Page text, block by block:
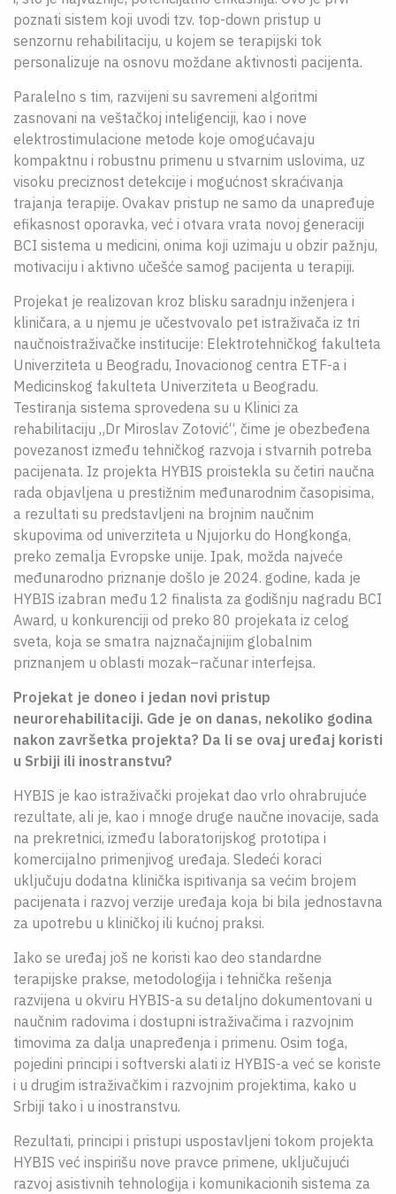
poznati sistem koji uvodi tzv. top-down pristup u
senzornu rehabilitaciju, u kojem se terapijski tok
personalizuje na osnovu moždane aktivnosti pacijenta.
Paralelno s tim, razvijeni su savremeni algoritmi
zasnovani na veštačkoj inteligenciji, kao i nove
elektrostimulacione metode koje omogućavaju
kompaktnu i robustnu primenu u stvarnim uslovima, uz
visoku preciznost detekcije i mogućnost skraćivanja
trajanja terapije. Ovakav pristup ne samo da unapređuje
efikasnost oporavka, već i otvara vrata novoj generaciji
BCI sistema u medicini, onima koji uzimaju u obzir pažnju,
motivaciju i aktivno učešće samog pacijenta u terapiji.
Projekat je realizovan kroz blisku saradnju inženjera i
kliničara, a u njemu je učestvovalo pet istraživača iz tri
naučnoistraživačke institucije: Elektrotehničkog fakulteta
Univerziteta u Beogradu, Inovacionog centra ETF-a i
Medicinskog fakulteta Univerziteta u Beogradu.
Testiranja sistema sprovedena su u Klinici za
rehabilitaciju „Dr Miroslav Zotović“, čime je obezbeđena
povezanost između tehničkog razvoja i stvarnih potreba
pacijenata. Iz projekta HYBIS proistekla su četiri naučna
rada objavljena u prestižnim međunarodnim časopisima,
a rezultati su predstavljeni na brojnim naučnim
skupovima od univerziteta u Njujorku do Hongkonga,
preko zemalja Evropske unije. Ipak, možda najveće
međunarodno priznanje došlo je 2024. godine, kada je
HYBIS izabran među 12 finalista za godišnju nagradu BCI
Award, u konkurenciji od preko 80 projekata iz celog
sveta, koja se smatra najznačajnijim globalnim
priznanjem u oblasti mozak–računar interfejsa.
Projekat je doneo i jedan novi pristup
neurorehabilitaciji. Gde je on danas, nekoliko godina
nakon završetka projekta? Da li se ovaj uređaj koristi
u Srbiji ili inostranstvu?
HYBIS je kao istraživački projekat dao vrlo ohrabrujuće
rezultate, ali je, kao i mnoge druge naučne inovacije, sada
na prekretnici, između laboratorijskog prototipa i
komercijalno primenjivog uređaja. Sledeći koraci
uključuju dodatna klinička ispitivanja sa većim brojem
pacijenata i razvoj verzije uređaja koja bi bila jednostavna
za upotrebu u kliničkoj ili kućnoj praksi.
Iako se uređaj još ne koristi kao deo standardne
terapijske prakse, metodologija i tehnička rešenja
razvijena u okviru HYBIS-a su detaljno dokumentovani u
naučnim radovima i dostupni istraživačima i razvojnim
timovima za dalja unapređenja i primenu. Osim toga,
pojedini principi i softverski alati iz HYBIS-a već se koriste
i u drugim istraživačkim i razvojnim projektima, kako u
Srbiji tako i u inostranstvu.
Rezultati, principi i pristupi uspostavljeni tokom projekta
HYBIS već inspirišu nove pravce primene, uključujući
razvoj asistivnih tehnologija i komunikacionih sistema za